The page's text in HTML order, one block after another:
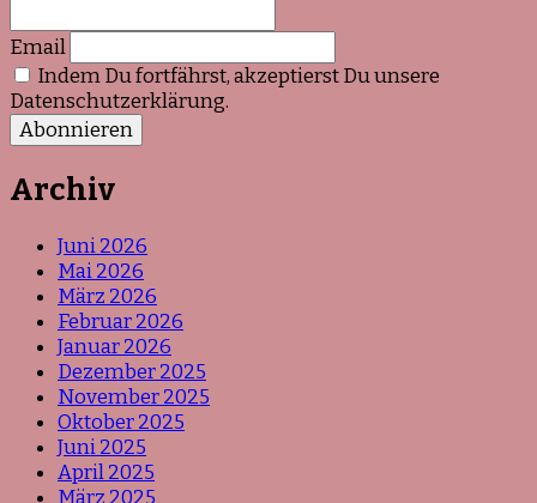
Email
Indem Du fortfährst, akzeptierst Du unsere
Datenschutzerklärung.
Archiv
Juni 2026
Mai 2026
März 2026
Februar 2026
Januar 2026
Dezember 2025
November 2025
Oktober 2025
Juni 2025
April 2025
März 2025